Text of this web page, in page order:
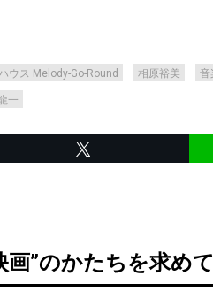
ウス Melody-Go-Round 相原裕美 音
一
画”のかたちを求めて